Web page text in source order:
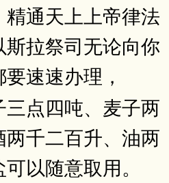
通天上上帝律法
拉祭司无论向你
速速办理，
点四吨、麦子两
千二百升、油两
以随意取用。